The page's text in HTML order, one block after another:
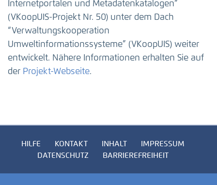
Internetportalen und Metadatenkatalogen”
(VKoopUIS-Projekt Nr. 50) unter dem Dach
“Verwaltungskooperation
Umweltinformationssysteme” (VKoopUIS) weiter
entwickelt. Nähere Informationen erhalten Sie auf
der Projekt-Webseite.
HILFE KONTAKT INHALT
IMPRESSUM
DATENSCHUTZ
BARRIEREFREIHEIT